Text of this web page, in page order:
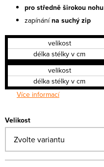
pro středně širokou nohu
zapínánína suchý zip
velikost
délka stélky v cm
velikost
délka stélky v cm
Více informací
Velikost